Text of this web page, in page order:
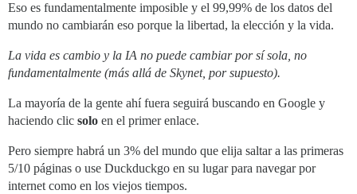
Eso es fundamentalmente imposible y el 99,99% de los datos del
mundo no cambiarán eso porque la libertad, la elección y la vida.
La vida es cambio y la IA no puede cambiar por sí sola, no
fundamentalmente (más allá de Skynet, por supuesto).
La mayoría de la gente ahí fuera seguirá buscando en Google y
haciendo clic solo en el primer enlace.
Pero siempre habrá un 3% del mundo que elija saltar a las primeras
5/10 páginas o use Duckduckgo en su lugar para navegar por
internet como en los viejos tiempos.